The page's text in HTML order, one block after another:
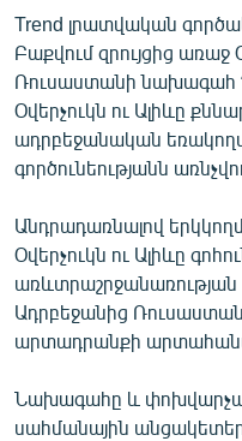
«Ազատության» բոլոր
Trend լրատվական
Բաքվում զրույցից առաջ
Ռուսաստանի նախագահ
Օվերչուկն ու Ալիևը
ադրբեջանական
գործունեությանն
Անդրադառնալով
Օվերչուկն ու Ալիևը
Ադրբեջանից
արտադրանքի
Նախագահը և
սահմանային